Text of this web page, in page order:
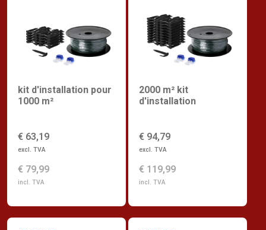
kit d'installation pour
1000 m²
€ 63,19
excl. TVA
€ 79,99
incl. TVA
2000 m² kit
d'installation
€ 94,79
excl. TVA
€ 119,99
incl. TVA